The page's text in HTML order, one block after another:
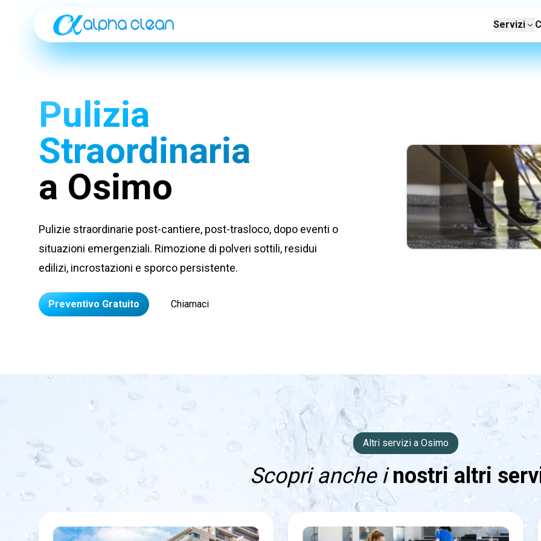
Servizi
Pulizia
Straordinaria
a Osimo
Pulizie straordinarie post-cantiere, post-trasloco, dopo eventi o
situazioni emergenziali. Rimozione di polveri sottili, residui
edilizi, incrostazioni e sporco persistente.
Preventivo Gratuito Chiamaci
Altri servizi a Osimo
Scopri anche inostri altri